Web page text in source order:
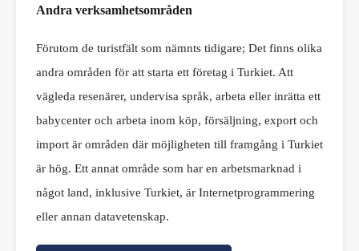
Andra verksamhetsområden
Förutom de turistfält som nämnts tidigare; Det finns olika
andra områden för att starta ett företag i Turkiet. Att
vägleda resenärer, undervisa språk, arbeta eller inrätta ett
babycenter och arbeta inom köp, försäljning, export och
import är områden där möjligheten till framgång i Turkiet
är hög. Ett annat område som har en arbetsmarknad i
något land, inklusive Turkiet, är Internetprogrammering
eller annan datavetenskap.